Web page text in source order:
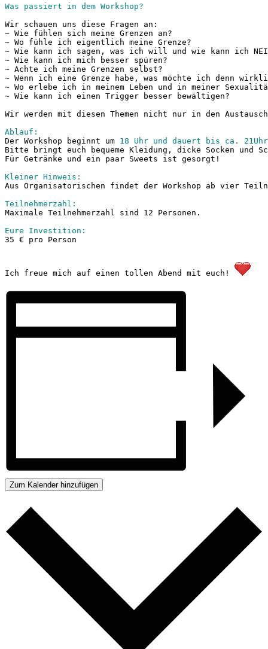
Was passiert in dem Workshop?
Wir schauen uns diese Fragen an:
~ Wie fühlen sich meine Grenzen an?
~ Wo fühle ich eigentlich meine Grenze?
~ Wie kann ich sagen, was ich will und wie kann ich
~ Wie kann ich mich besser spüren?
~ Achte ich meine Grenzen selbst?
~ Wenn ich eine Grenze habe, was möchte ich denn
~ Wo erlebe ich in meinem Leben und in meiner
~ Wie kann ich einen Trigger besser bewältigen?
Wir werden mit diesen Themen nicht nur in den
Ablauf:
Der Workshop beginnt um 18 Uhr und dauert bis ca. 21Uhr
Bitte bringt euch bequeme Kleidung, dicke Socken und
Für Getränke und ein paar Sweets ist gesorgt!
Kleiner Hinweis:
Aus Organisatorischen findet der Workshop ab vier
Teilnehmerzahl:
Maximale Teilnehmerzahl sind 12 Personen.
Eure Investition:
35 € pro Person
Ich freue mich auf einen tollen Abend mit euch!
Zum Kalender hinzufügen